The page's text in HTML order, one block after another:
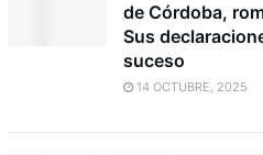
de Córdoba,
Sus
suceso
14 OCTUBRE, 2025